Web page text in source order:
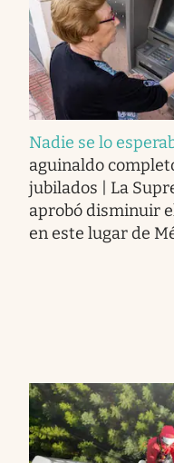
Nadie se lo
aguinaldo
jubilados | La
aprobó disminuir
en este lugar de